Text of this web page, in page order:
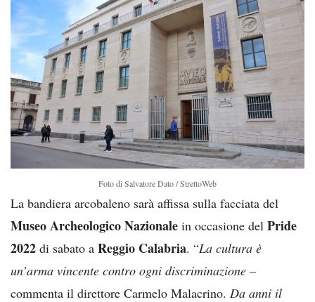
Foto di Salvatore Dato / StrettoWeb
La bandiera arcobaleno sarà affissa sulla facciata del
Museo Archeologico Nazionale in occasione del Pride
2022 di sabato a Reggio Calabria. “La cultura è
un’arma vincente contro ogni discriminazione –
commenta il direttore Carmelo Malacrino. Da anni il